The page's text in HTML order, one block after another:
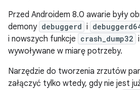
Przed Androidem 8.0 awarie były
demony debuggerd i
i nowszych funkcje crash_dump32 i
wywoływane w miarę potrzeby.
Narzędzie do tworzenia zrzutów
załączyć tylko wtedy, gdy nie jest